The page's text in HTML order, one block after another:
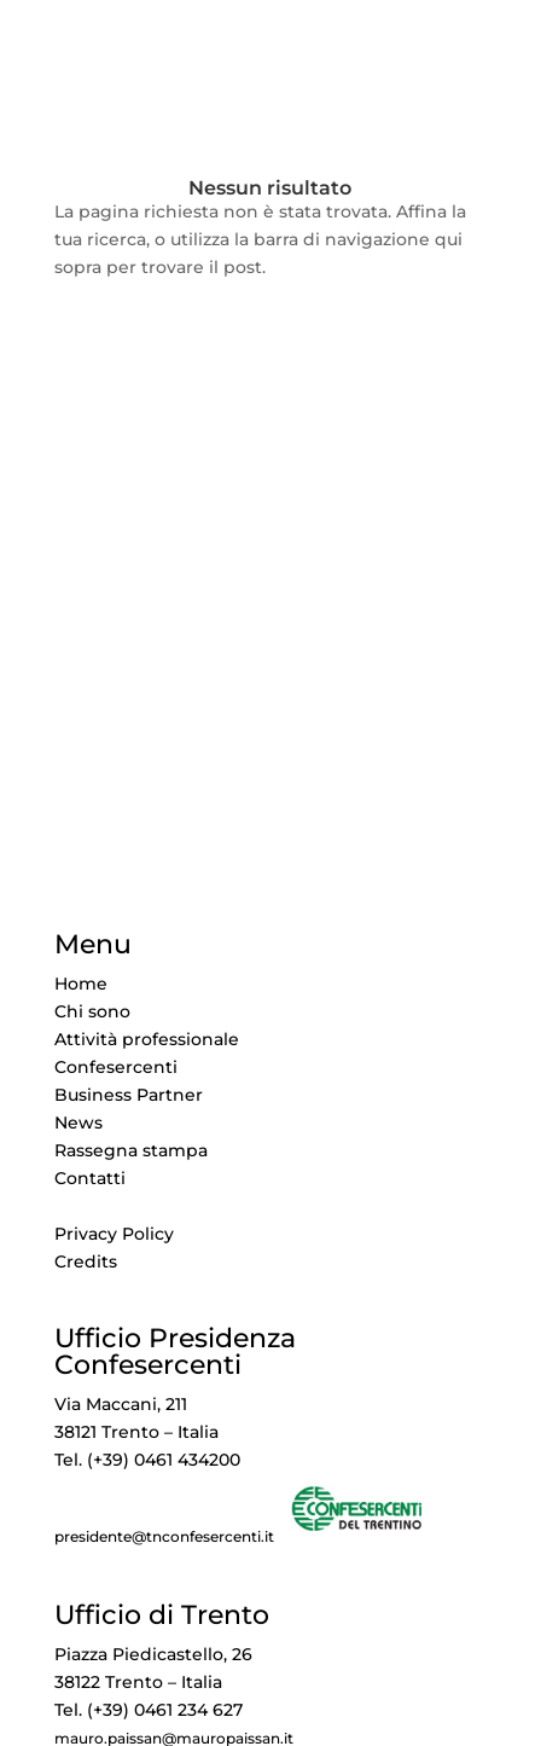
Nessun risultato
La pagina richiesta non è stata trovata. Affina la
tua ricerca, o utilizza la barra di navigazione qui
sopra per trovare il post.
Menu
Home
Chi sono
Attività professionale
Confesercenti
Business Partner
News
Rassegna stampa
Contatti
Privacy Policy
Credits
Ufficio Presidenza
Confesercenti
Via Maccani, 211
38121 Trento – Italia
Tel. (+39) 0461 434200
presidente@tnconfesercenti.it
Ufficio di Trento
Piazza Piedicastello, 26
38122 Trento – Italia
Tel. (+39) 0461 234 627
mauro.paissan@mauropaissan.it